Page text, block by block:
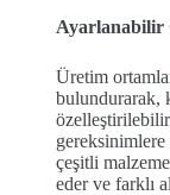
Ayarlanabilir
Üretim
bulundurarak,
gereksinimlere
çeşitli
eder ve farklı